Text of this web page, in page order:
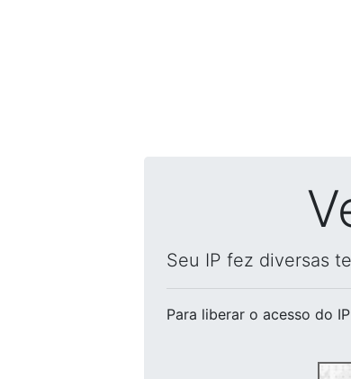
Seu IP fez diversas
Para liberar o acesso do IP